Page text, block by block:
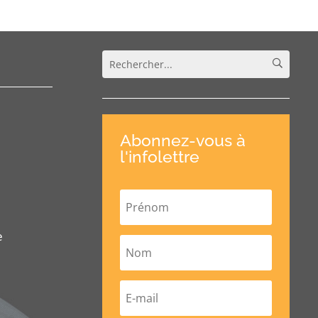
Abonnez-vous à
l'infolettre